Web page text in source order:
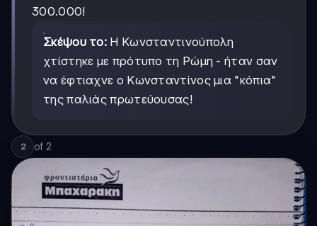
300.000!
Σκέψου το: Η Κωνσταντινούπολη
χτίστηκε με πρότυπο τη Ρώμη - ήταν σαν
να έφτιαχνε ο Κωνσταντίνος μια "κόπια"
της παλιάς πρωτεύουσας!
2 of 2